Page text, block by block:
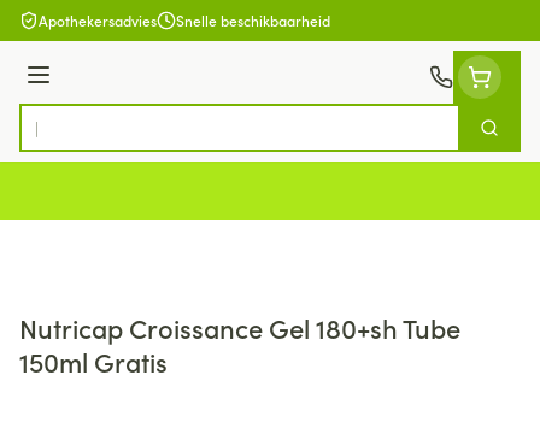
Ga naar de inhoud
Apothekersadvies Snelle beschikbaarheid
Menu
Product, merk, categorie...
Zoek
Nutricap Croissance Gel 180+sh Tube
150ml Gratis